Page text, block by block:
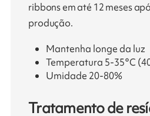
ribbons em até 12 meses
produção.
Mantenha longe da luz
Temperatura 5-35°C
Umidade 20-80%
Tratamento de